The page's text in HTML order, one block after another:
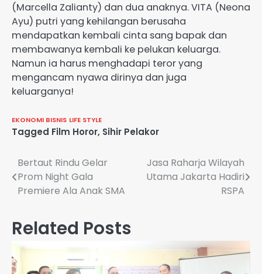
(Marcella Zalianty) dan dua anaknya. VITA (Neona
Ayu) putri yang kehilangan berusaha
mendapatkan kembali cinta sang bapak dan
membawanya kembali ke pelukan keluarga.
Namun ia harus menghadapi teror yang
mengancam nyawa dirinya dan juga
keluarganya!
EKONOMI BISNIS LIFE STYLE
Tagged Film Horor, Sihir Pelakor
Navigasi
pos
Bertaut Rindu Gelar
Prom Night Gala
Premiere Ala Anak SMA
Jasa Raharja Wilayah
Utama Jakarta Hadiri
RSPA
Related Posts